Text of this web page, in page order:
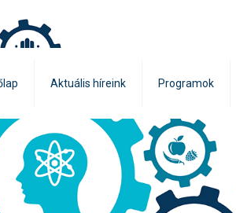
Aktuális híreink Programok